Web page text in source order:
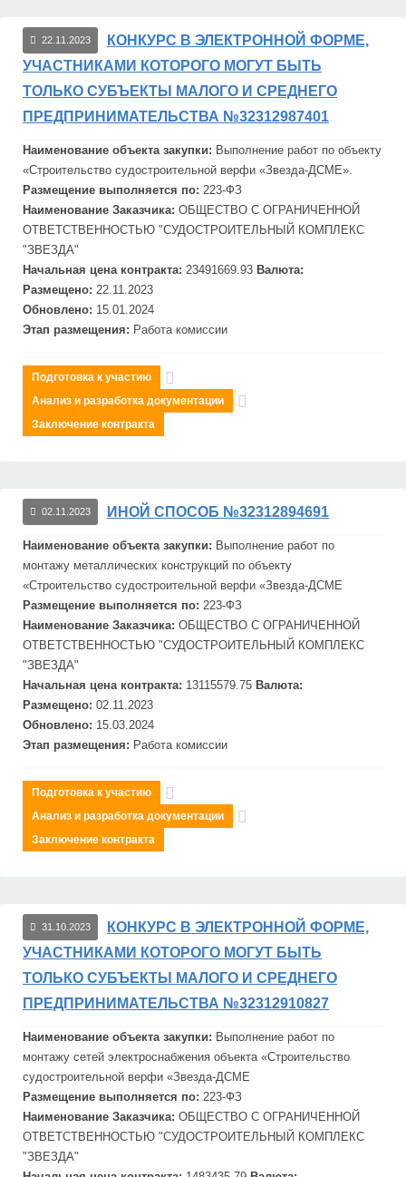
22.11.2023
КОНКУРС В ЭЛЕКТРОННОЙ ФОРМЕ,
УЧАСТНИКАМИ КОТОРОГО МОГУТ БЫТЬ
ТОЛЬКО СУБЪЕКТЫ МАЛОГО И СРЕДНЕГО
ПРЕДПРИНИМАТЕЛЬСТВА №32312987401
Наименование объекта закупки: Выполнение работ по объекту
«Строительство судостроительной верфи «Звезда-ДСМЕ».
Размещение выполняется по: 223-ФЗ
Наименование Заказчика: ОБЩЕСТВО С ОГРАНИЧЕННОЙ
ОТВЕТСТВЕННОСТЬЮ "СУДОСТРОИТЕЛЬНЫЙ КОМПЛЕКС
"ЗВЕЗДА"
Начальная цена контракта: 23491669.93 Валюта:
Размещено: 22.11.2023
Обновлено: 15.01.2024
Этап размещения: Работа комиссии
Подготовка к участию
Анализ и разработка документации
Заключение контракта
02.11.2023 ИНОЙ СПОСОБ №32312894691
Наименование объекта закупки: Выполнение работ по
монтажу металлических конструкций по объекту
«Строительство судостроительной верфи «Звезда-ДСМЕ
Размещение выполняется по: 223-ФЗ
Наименование Заказчика: ОБЩЕСТВО С ОГРАНИЧЕННОЙ
ОТВЕТСТВЕННОСТЬЮ "СУДОСТРОИТЕЛЬНЫЙ КОМПЛЕКС
"ЗВЕЗДА"
Начальная цена контракта: 13115579.75 Валюта:
Размещено: 02.11.2023
Обновлено: 15.03.2024
Этап размещения: Работа комиссии
Подготовка к участию
Анализ и разработка документации
Заключение контракта
31.10.2023
КОНКУРС В ЭЛЕКТРОННОЙ ФОРМЕ,
УЧАСТНИКАМИ КОТОРОГО МОГУТ БЫТЬ
ТОЛЬКО СУБЪЕКТЫ МАЛОГО И СРЕДНЕГО
ПРЕДПРИНИМАТЕЛЬСТВА №32312910827
Наименование объекта закупки: Выполнение работ по
монтажу сетей электроснабжения объекта «Строительство
судостроительной верфи «Звезда-ДСМЕ
Размещение выполняется по: 223-ФЗ
Наименование Заказчика: ОБЩЕСТВО С ОГРАНИЧЕННОЙ
ОТВЕТСТВЕННОСТЬЮ "СУДОСТРОИТЕЛЬНЫЙ КОМПЛЕКС
"ЗВЕЗДА"